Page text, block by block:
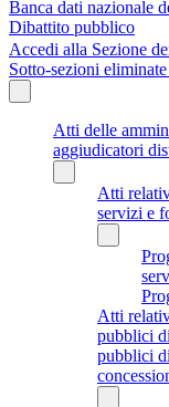
Banca dati nazionale
Dibattito pubblico
Accedi alla Sezione
Sotto-sezioni
Atti delle
aggiudicatori
Atti
servizi e
Atti
pubblici
pubblici